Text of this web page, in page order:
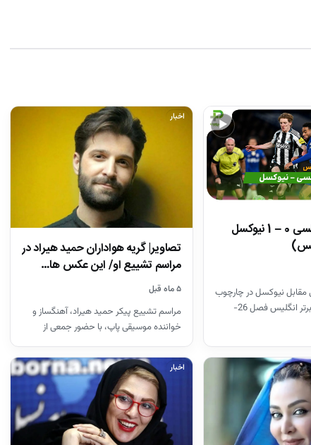
▶
خلاصه بازی چلسی 0 – 1 نیوکسل
نیوکسل در چارچوب
هفته سی ام لیگ برتر انگلیس فصل 26-
اخبار
تصاویر| گریه هواداران حمید هیراد در
مراسم تشییع او/ این عکس ها…
۵ ماه قبل
مراسم تشییع پیکر حمید هیراد، آهنگساز و
خواننده موسیقی پاپ، با حضور جمعی از
اخبار